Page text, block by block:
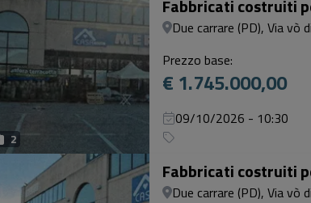
2
Fabbricati costruiti
Due carrare (PD), Via
Prezzo base:
€ 1.745.000,00
09/10/2026 - 10:30
Fabbricati costruiti
Due carrare (PD), Via